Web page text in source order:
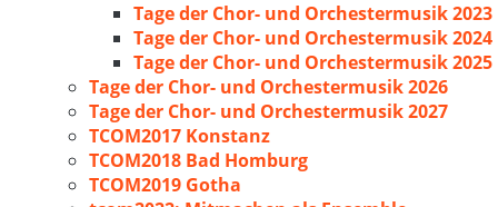
Tage der Chor- und Orchestermusik 2023
Tage der Chor- und Orchestermusik 2024
Tage der Chor- und Orchestermusik 2025
Tage der Chor- und Orchestermusik 2026
Tage der Chor- und Orchestermusik 2027
TCOM2017 Konstanz
TCOM2018 Bad Homburg
TCOM2019 Gotha